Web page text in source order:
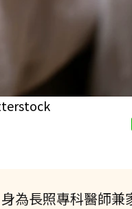
為長照專科醫師兼